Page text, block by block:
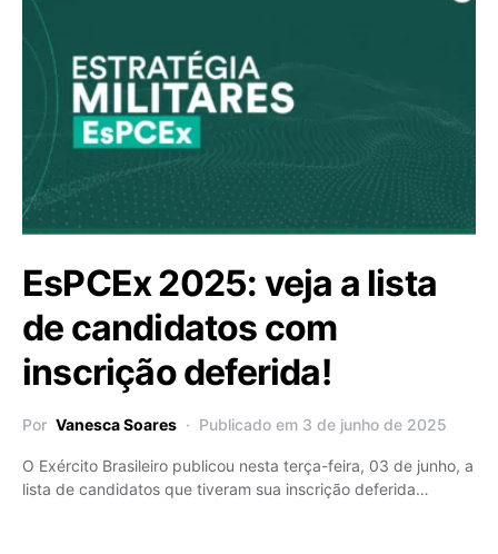
EsPCEx 2025: veja a lista
de candidatos com
inscrição deferida!
Por Vanesca Soares Publicado em 3 de junho de 2025
O Exército Brasileiro publicou nesta terça-feira, 03 de junho, a
lista de candidatos que tiveram sua inscrição deferida…